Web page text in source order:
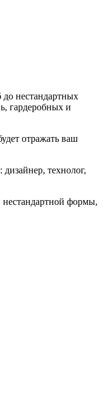
до нестандартных
гардеробных и
отражать ваш
технолог,
формы,